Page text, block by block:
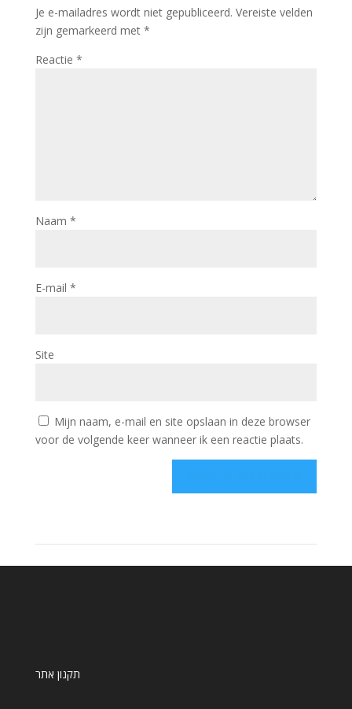
Je e-mailadres wordt niet gepubliceerd. Vereiste velden
zijn gemarkeerd met *
Reactie *
Naam *
E-mail *
Site
Mijn naam, e-mail en site opslaan in deze browser
voor de volgende keer wanneer ik een reactie plaats.
תקנון אתר